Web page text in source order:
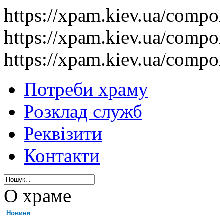
https://xpam.kiev.ua/
https://xpam.kiev.ua/
https://xpam.kiev.ua/
Потреби храму
Розклад служб
Реквізити
Контакти
О храме
Новини